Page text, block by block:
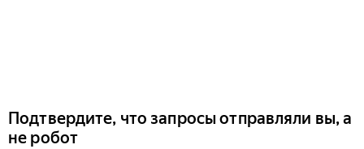
Подтвердите, что запросы отправляли вы, а
не робот